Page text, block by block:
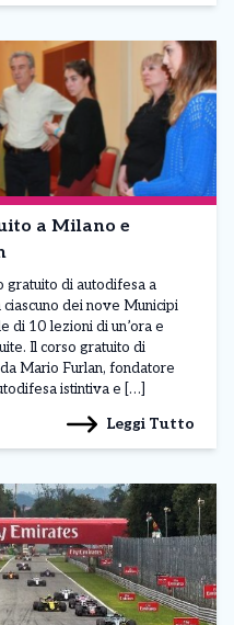
a Milano e
gratuito di autodifesa a
dei nove Municipi
di 10 lezioni di un’ora e
Il corso gratuito di
Mario Furlan, fondatore
istintiva e […]
Leggi Tutto